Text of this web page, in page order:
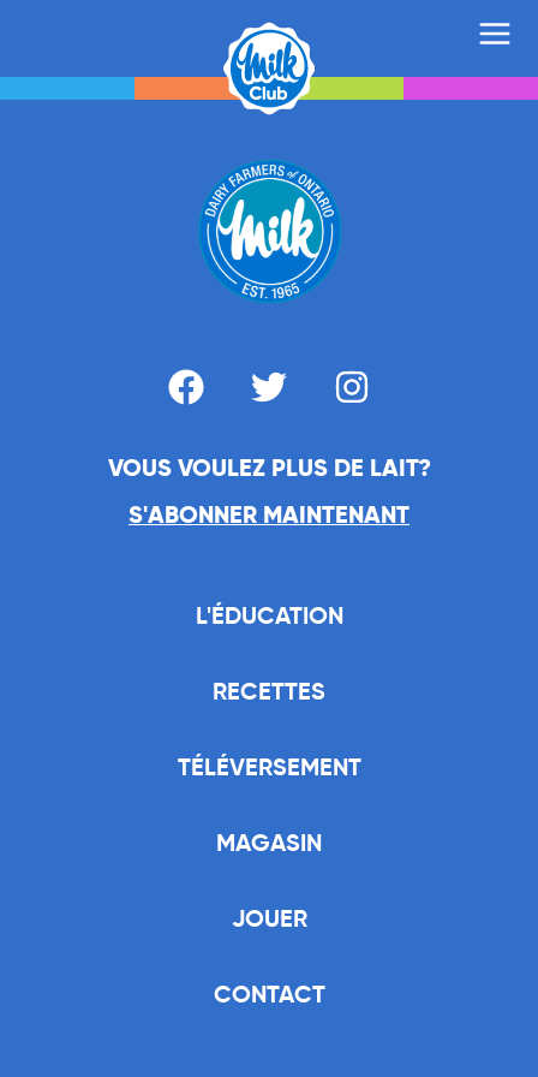
VOUS VOULEZ PLUS DE LAIT?
S'ABONNER MAINTENANT
L'ÉDUCATION
RECETTES
TÉLÉVERSEMENT
MAGASIN
JOUER
CONTACT